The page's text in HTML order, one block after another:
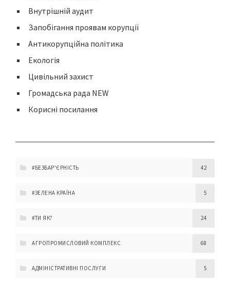
Внутрішній аудит
Запобігання проявам корупції
Антикорупційна політика
Екологія
Цивільний захист
Громадська рада NEW
Корисні посилання
#БЕЗБАР'ЄРНІСТЬ 42
#ЗЕЛЕНА КРАЇНА 5
#ТИ ЯК? 24
АГРОПРОМИСЛОВИЙ КОМПЛЕКС 68
АДМІНІСТРАТИВНІ ПОСЛУГИ 5